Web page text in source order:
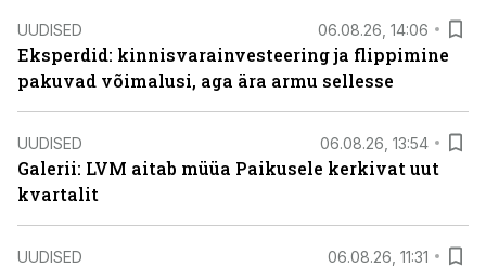
UUDISED 06.08.26, 14:06
Eksperdid: kinnisvarainvesteering ja flippimine
pakuvad võimalusi, aga ära armu sellesse
UUDISED 06.08.26, 13:54
Galerii: LVM aitab müüa Paikusele kerkivat uut
kvartalit
UUDISED 06.08.26, 11:31